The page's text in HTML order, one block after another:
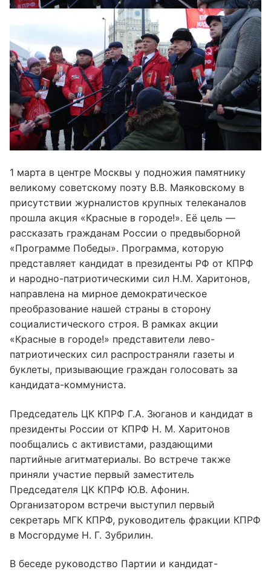
1 марта в центре Москвы у подножия памятнику
великому советскому поэту В.В. Маяковскому в
присутствии журналистов крупных телеканалов
прошла акция «Красные в городе!». Её цель —
рассказать гражданам России о предвыборной
«Программе Победы». Программа, которую
представляет кандидат в президенты РФ от КПРФ
и народно-патриотическими сил Н.М. Харитонов,
направлена на мирное демократическое
преобразование нашей страны в сторону
социалистического строя. В рамках акции
«Красные в городе!» представители лево-
патриотических сил распространяли газеты и
буклеты, призывающие граждан голосовать за
кандидата-коммуниста.
Председатель ЦК КПРФ Г.А. Зюганов и кандидат в
президенты России от КПРФ Н. М. Харитонов
пообщались с активистами, раздающими
партийные агитматериалы. Во встрече также
приняли участие первый заместитель
Председателя ЦК КПРФ Ю.В. Афонин.
Организатором встречи выступил первый
секретарь МГК КПРФ, руководитель фракции КПРФ
в Мосгордуме Н. Г. Зубрилин.
В беседе руководство Партии и кандидат-